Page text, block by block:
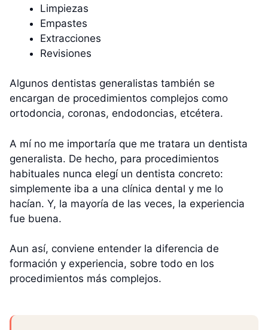
Limpiezas
Empastes
Extracciones
Revisiones
Algunos dentistas generalistas también se
encargan de procedimientos complejos como
ortodoncia, coronas, endodoncias, etcétera.
A mí no me importaría que me tratara un dentista
generalista. De hecho, para procedimientos
habituales nunca elegí un dentista concreto:
simplemente iba a una clínica dental y me lo
hacían. Y, la mayoría de las veces, la experiencia
fue buena.
Aun así, conviene entender la diferencia de
formación y experiencia, sobre todo en los
procedimientos más complejos.